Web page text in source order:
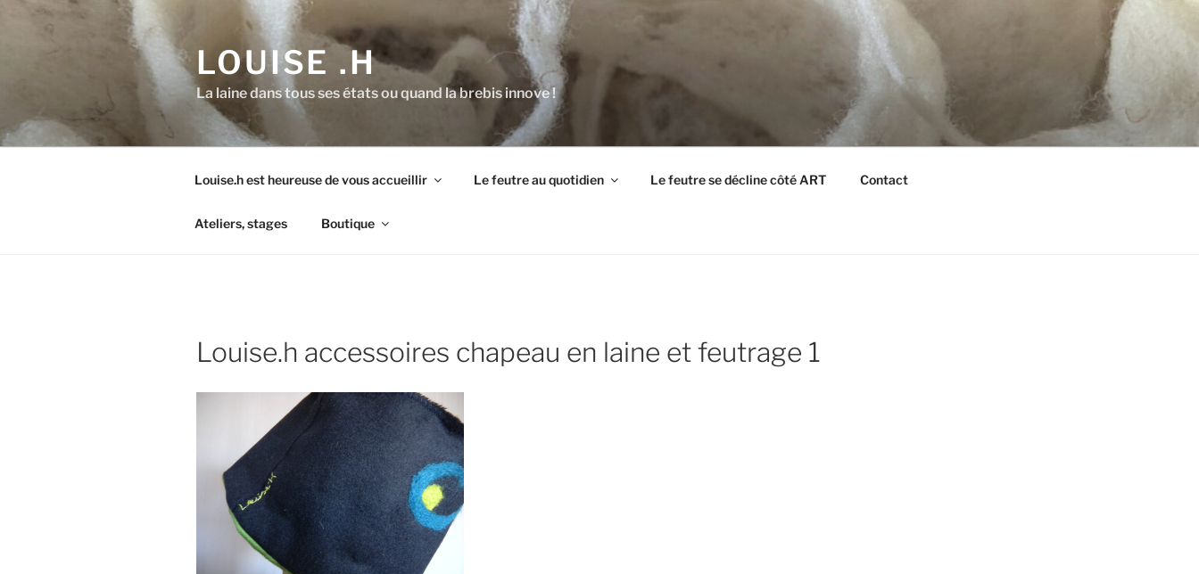
LOUISE .H
La laine dans tous ses états ou quand la brebis innove !
Louise.h est heureuse de vous accueillir Le feutre au quotidien Le feutre se décline côté ART Contact
Ateliers, stages Boutique
Louise.h accessoires chapeau en laine et feutrage 1